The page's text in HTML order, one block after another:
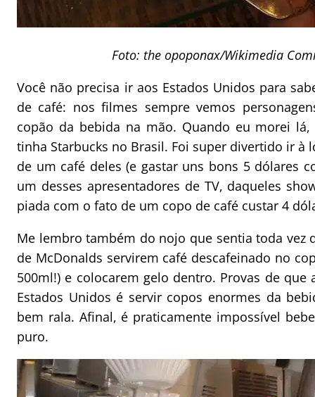
Foto: the opoponax/Wikimedia
Você não precisa ir aos Estados Unidos para
de café: nos filmes sempre vemos
copão da bebida na mão. Quando eu morei
tinha Starbucks no Brasil. Foi super divertido ir à
de um café deles (e gastar uns bons 5 dólares
um desses apresentadores de TV, daqueles
piada com o fato de um copo de café custar 4
Me lembro também do nojo que sentia toda vez
de McDonalds servirem café descafeinado no
500ml!) e colocarem gelo dentro. Provas de que
Estados Unidos é servir copos enormes da
bem rala. Afinal, é praticamente impossível
puro.